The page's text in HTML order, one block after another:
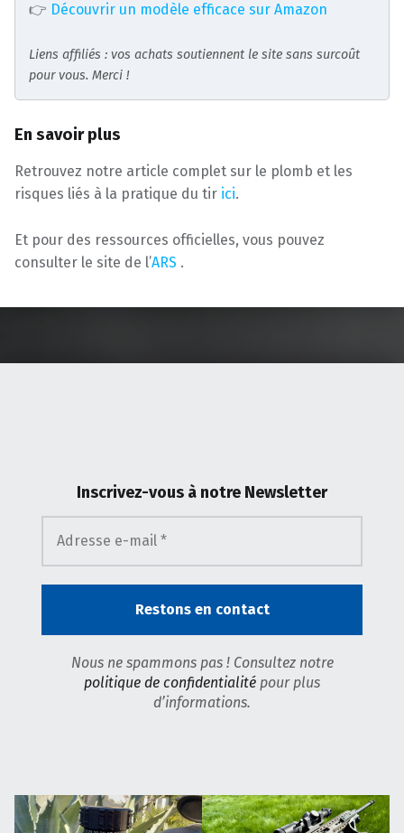
👉 Découvrir un modèle efficace sur Amazon
Liens affiliés : vos achats soutiennent le site sans surcoût
pour vous. Merci !
En savoir plus
Retrouvez notre article complet sur le plomb et les
risques liés à la pratique du tir ici.
Et pour des ressources officielles, vous pouvez
consulter le site de l’ARS .
Inscrivez-vous à notre Newsletter
Nous ne spammons pas ! Consultez notre
politique de confidentialité pour plus
d’informations.